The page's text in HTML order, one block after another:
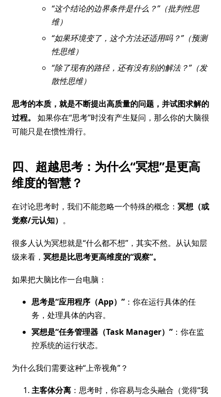
“这个结论的边界条件是什么？”（批判性思
维）
“如果环境变了，这个方法还适用吗？”（预测
性思维）
“除了现有的路径，还有没有别的解法？”（发
散性思维）
思考的本质，就是不断提出高质量的问题，并试图求解的
过程。
如果你在“思考”时没有产生疑问，那么你的大脑很
可能只是在惯性滑行。
四、超越思考：为什么“冥想”是更高
维度的智慧？
在讨论思考时，我们不能忽略一个特殊的概念： 冥想（或
觉察/元认知） 。
很多人认为冥想就是“什么都不想”，其实不然。从认知层
级来看， 冥想是比思考更高维度的“观察”。
如果把大脑比作一台电脑：
思考是“应用程序（App）” ：你在运行具体的任
务，处理具体的内容。
冥想是“任务管理器（Task Manager）” ：你在监
控系统的运行状态。
为什么我们需要这种“上帝视角”？
主客体分离 ：思考时，你容易与念头融合（觉得“我